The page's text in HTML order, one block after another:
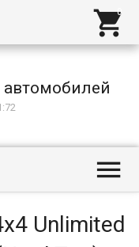


Unlimited